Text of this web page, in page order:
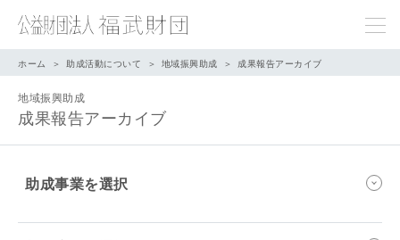
ホーム 助成活動について 地域振興助成 成果報告アーカイブ
地域振興助成
成果報告アーカイブ
助成事業を選択